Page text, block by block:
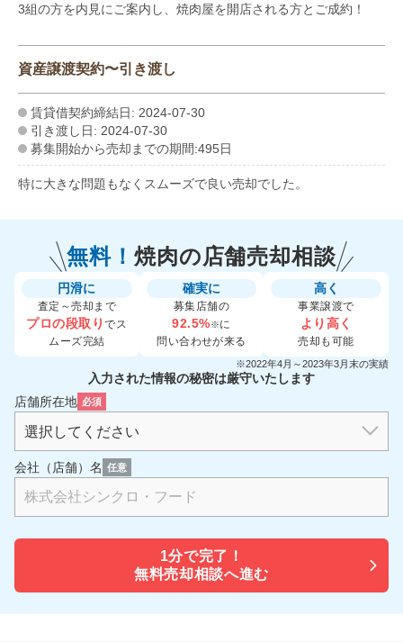
3組の方を内見にご案内し、焼肉屋を開店される方とご成約！
資産譲渡契約〜引き渡し
賃貸借契約締結日: 2024-07-30
引き渡し日: 2024-07-30
募集開始から売却までの期間:495日
特に大きな問題もなくスムーズで良い売却でした。
無料！ 焼肉の店舗売却相談
円滑に
査定～売却まで
プロの段取りでス
ムーズ完結
確実に
募集店舗の
92.5%※に
問い合わせが来る
高く
事業譲渡で
より高く
売却も可能
※2022年4月～2023年3月末の実績
入力された情報の秘密は厳守いたします
店舗所在地 必須
会社（店舗）名 任意
1分で完了！
無料売却相談へ進む